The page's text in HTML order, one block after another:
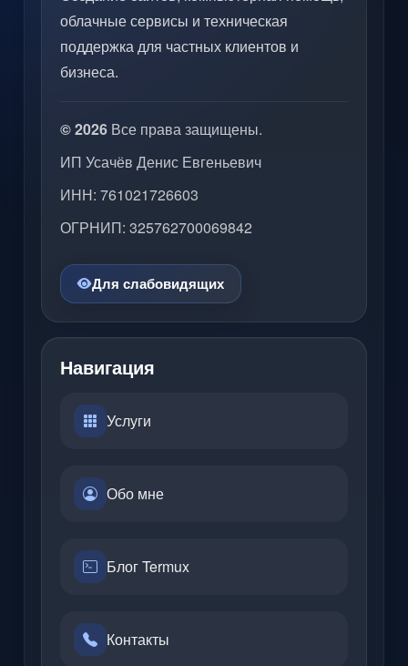
облачные сервисы и техническая
поддержка для частных клиентов и
бизнеса.
© 2026 Все права защищены.
ИП Усачёв Денис Евгеньевич
ИНН: 761021726603
ОГРНИП: 325762700069842
Для слабовидящих
Навигация
Услуги
Обо мне
Блог Termux
Контакты